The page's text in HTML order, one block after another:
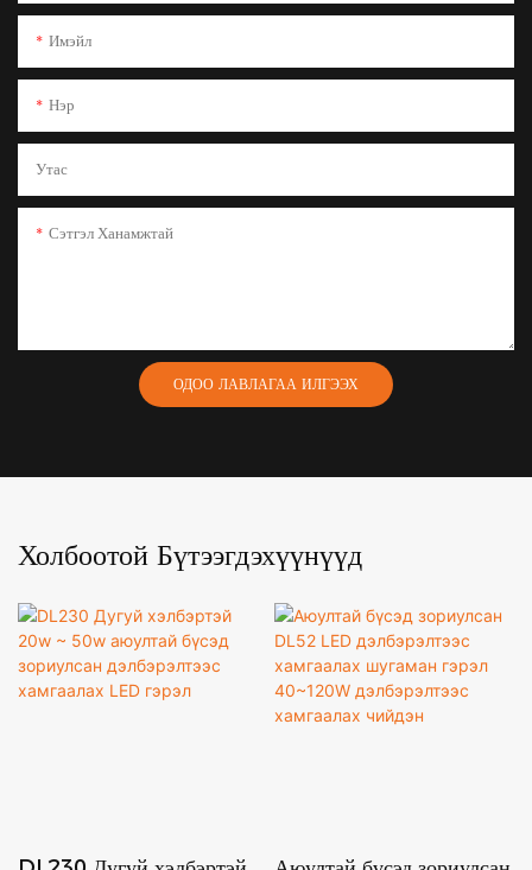
Имэйл
Нэр
Утас
Сэтгэл Ханамжтай
ОДОО ЛАВЛАГАА ИЛГЭЭХ
Холбоотой Бүтээгдэхүүнүүд